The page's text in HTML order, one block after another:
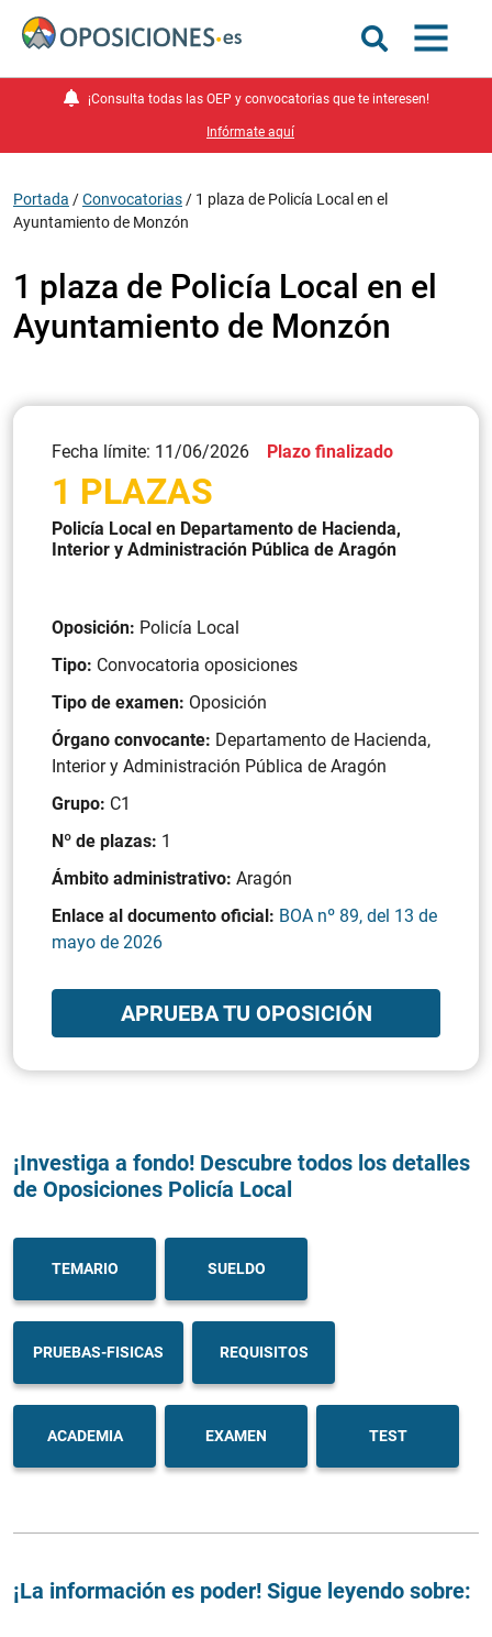
¡Consulta todas las OEP y convocatorias que te interesen!
Infórmate aquí
Portada /Convocatorias / 1 plaza de Policía Local en el
Ayuntamiento de Monzón
1 plaza de Policía Local en el
Ayuntamiento de Monzón
Fecha límite: 11/06/2026 Plazo finalizado
1 PLAZAS
Policía Local en Departamento de Hacienda,
Interior y Administración Pública de Aragón
Oposición: Policía Local
Tipo: Convocatoria oposiciones
Tipo de examen: Oposición
Órgano convocante: Departamento de Hacienda,
Interior y Administración Pública de Aragón
Grupo: C1
Nº de plazas: 1
Ámbito administrativo: Aragón
Enlace al documento oficial: BOA nº 89, del 13 de
mayo de 2026
APRUEBA TU OPOSICIÓN
¡Investiga a fondo! Descubre todos los detalles
de Oposiciones Policía Local
TEMARIO SUELDO
PRUEBAS-FISICAS REQUISITOS
ACADEMIA EXAMEN TEST
¡La información es poder! Sigue leyendo sobre: